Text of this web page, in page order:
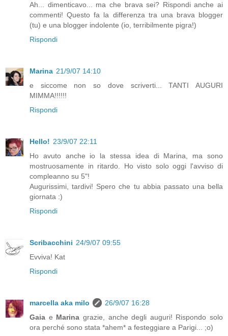
Ah... dimenticavo... ma che brava sei? Rispondi anche ai
commenti! Questo fa la differenza tra una brava blogger
(tu) e una blogger indolente (io, terribilmente pigra!)
Rispondi
Marina 21/9/07 14:10
e siccome non so dove scriverti... TANTI AUGURI
MIMMA!!!!!!
Rispondi
Hello! 23/9/07 22:11
Ho avuto anche io la stessa idea di Marina, ma sono
mostruosamente in ritardo. Ho visto solo oggi l'avviso di
compleanno su 5"!
Augurissimi, tardivi! Spero che tu abbia passato una bella
giornata :)
Rispondi
Scribacchini 24/9/07 09:55
Evviva! Kat
Rispondi
marcella aka milo
26/9/07 16:28
Gaia e Marina grazie, anche degli auguri! Rispondo solo
ora perché sono stata *ahem* a festeggiare a Parigi... ;o)